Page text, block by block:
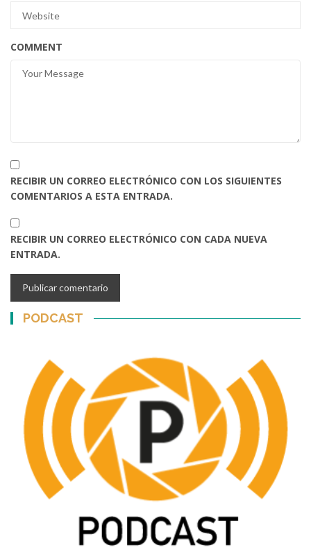
COMMENT
RECIBIR UN CORREO ELECTRÓNICO CON LOS SIGUIENTES
COMENTARIOS A ESTA ENTRADA.
RECIBIR UN CORREO ELECTRÓNICO CON CADA NUEVA
ENTRADA.
PODCAST